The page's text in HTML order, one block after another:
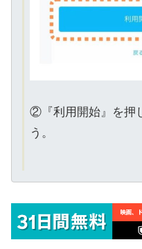
②『利用開始』を押
う。